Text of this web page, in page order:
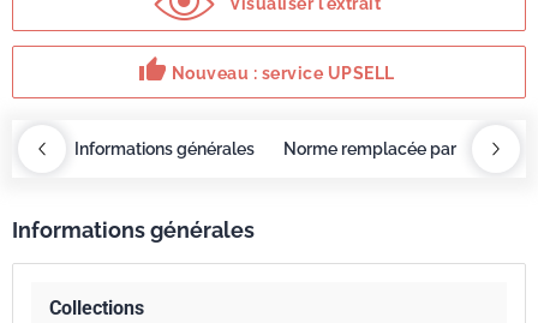
thumb_up Nouveau : service UPSELL
Informations générales Norme remplacée par
Informations générales
Collections